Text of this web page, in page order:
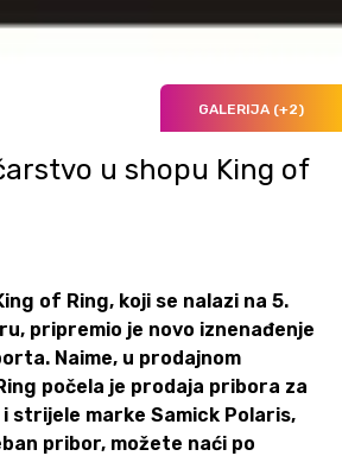
GALERIJA (+2)
u shopu King of
of Ring, koji se nalazi na 5.
pripremio je novo iznenađenje
Naime, u prodajnom
počela je prodaja pribora za
strijele marke Samick Polaris,
pribor, možete naći po